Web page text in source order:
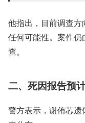
他指出，目前调查方
任何可能性。案件
查。
二、死因报告预
警方表示，谢侑芯